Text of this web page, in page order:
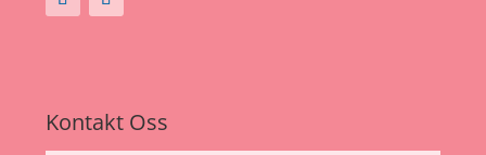
Kontakt Oss